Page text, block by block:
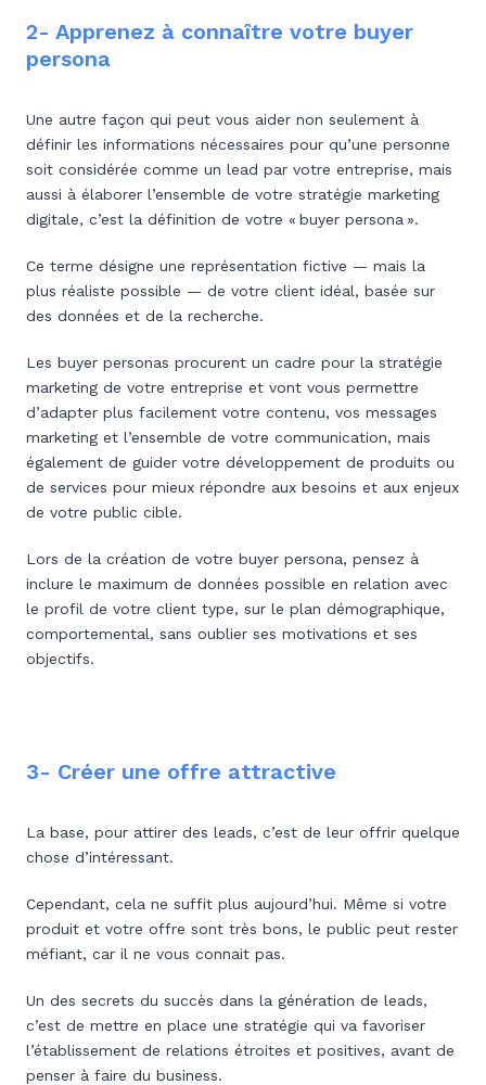
2- Apprenez à connaître votre buyer
persona
Une autre façon qui peut vous aider non seulement à
définir les informations nécessaires pour qu’une personne
soit considérée comme un lead par votre entreprise, mais
aussi à élaborer l’ensemble de votre stratégie marketing
digitale, c’est la définition de votre « buyer persona ».
Ce terme désigne une représentation fictive — mais la
plus réaliste possible — de votre client idéal, basée sur
des données et de la recherche.
Les buyer personas procurent un cadre pour la stratégie
marketing de votre entreprise et vont vous permettre
d’adapter plus facilement votre contenu, vos messages
marketing et l’ensemble de votre communication, mais
également de guider votre développement de produits ou
de services pour mieux répondre aux besoins et aux enjeux
de votre public cible.
Lors de la création de votre buyer persona, pensez à
inclure le maximum de données possible en relation avec
le profil de votre client type, sur le plan démographique,
comportemental, sans oublier ses motivations et ses
objectifs.
3- Créer une offre attractive
La base, pour attirer des leads, c’est de leur offrir quelque
chose d’intéressant.
Cependant, cela ne suffit plus aujourd’hui. Même si votre
produit et votre offre sont très bons, le public peut rester
méfiant, car il ne vous connait pas.
Un des secrets du succès dans la génération de leads,
c’est de mettre en place une stratégie qui va favoriser
l’établissement de relations étroites et positives, avant de
penser à faire du business.